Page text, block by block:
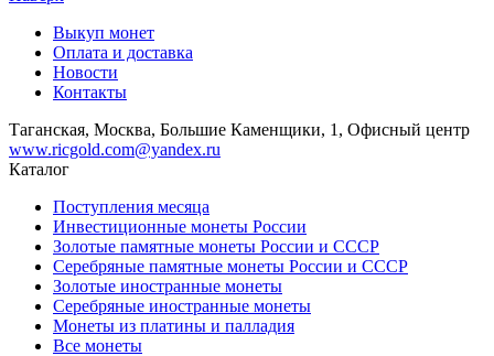
Выкуп монет
Оплата и доставка
Новости
Контакты
Таганская, Москва, Большие Каменщики, 1, Офисный центр
www.ricgold.com@yandex.ru
Каталог
Поступления месяца
Инвестиционные монеты России
Золотые памятные монеты России и СССР
Серебряные памятные монеты России и СССР
Золотые иностранные монеты
Серебряные иностранные монеты
Монеты из платины и палладия
Все монеты